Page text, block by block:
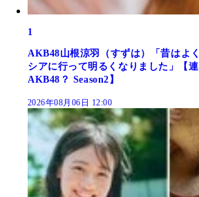
1
AKB48山根涼羽（すずは）「昔はよ
シアに行って明るくなりました」【
AKB48？ Season2】
2026年08月06日 12:00